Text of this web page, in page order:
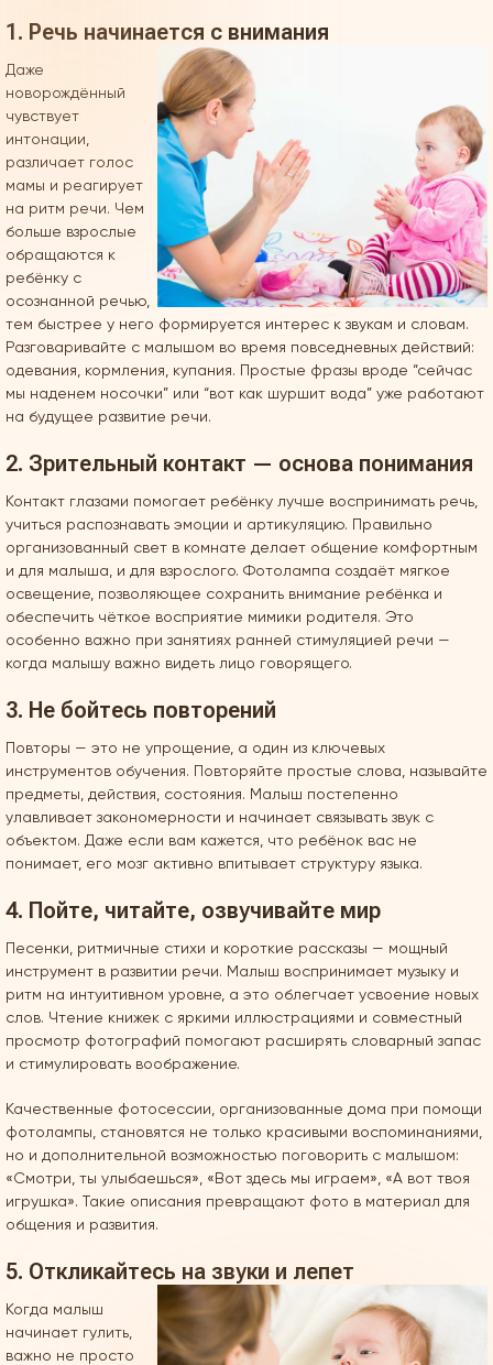
1. Речь начинается с внимания
Даже
новорождённый
чувствует
интонации,
различает голос
мамы и реагирует
на ритм речи. Чем
больше взрослые
обращаются к
ребёнку с
осознанной речью,
тем быстрее у него формируется интерес к звукам и словам.
Разговаривайте с малышом во время повседневных действий:
одевания, кормления, купания. Простые фразы вроде “сейчас
мы наденем носочки” или “вот как шуршит вода” уже работают
на будущее развитие речи.
2. Зрительный контакт — основа понимания
Контакт глазами помогает ребёнку лучше воспринимать речь,
учиться распознавать эмоции и артикуляцию. Правильно
организованный свет в комнате делает общение комфортным
и для малыша, и для взрослого. Фотолампа создаёт мягкое
освещение, позволяющее сохранить внимание ребёнка и
обеспечить чёткое восприятие мимики родителя. Это
особенно важно при занятиях ранней стимуляцией речи —
когда малышу важно видеть лицо говорящего.
3. Не бойтесь повторений
Повторы — это не упрощение, а один из ключевых
инструментов обучения. Повторяйте простые слова, называйте
предметы, действия, состояния. Малыш постепенно
улавливает закономерности и начинает связывать звук с
объектом. Даже если вам кажется, что ребёнок вас не
понимает, его мозг активно впитывает структуру языка.
4. Пойте, читайте, озвучивайте мир
Песенки, ритмичные стихи и короткие рассказы — мощный
инструмент в развитии речи. Малыш воспринимает музыку и
ритм на интуитивном уровне, а это облегчает усвоение новых
слов. Чтение книжек с яркими иллюстрациями и совместный
просмотр фотографий помогают расширять словарный запас
и стимулировать воображение.
Качественные фотосессии, организованные дома при помощи
фотолампы, становятся не только красивыми воспоминаниями,
но и дополнительной возможностью поговорить с малышом:
«Смотри, ты улыбаешься», «Вот здесь мы играем», «А вот твоя
игрушка». Такие описания превращают фото в материал для
общения и развития.
5. Откликайтесь на звуки и лепет
Когда малыш
начинает гулить,
важно не просто